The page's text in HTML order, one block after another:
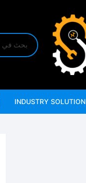
INDUSTRY SOLUTION